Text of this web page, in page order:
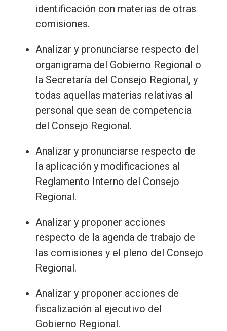
identificación con materias de otras
comisiones.
Analizar y pronunciarse respecto del
organigrama del Gobierno Regional o
la Secretaría del Consejo Regional, y
todas aquellas materias relativas al
personal que sean de competencia
del Consejo Regional.
Analizar y pronunciarse respecto de
la aplicación y modificaciones al
Reglamento Interno del Consejo
Regional.
Analizar y proponer acciones
respecto de la agenda de trabajo de
las comisiones y el pleno del Consejo
Regional.
Analizar y proponer acciones de
fiscalización al ejecutivo del
Gobierno Regional.